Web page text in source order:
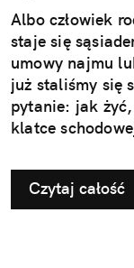
Albo człowiek
staje się
umowy najmu
już staliśmy się
pytanie: jak
klatce
Czytaj całość